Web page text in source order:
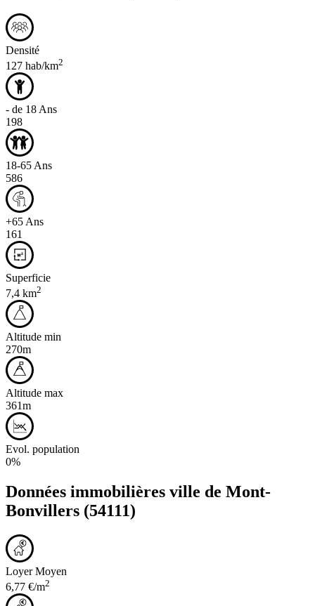
Densité
127 hab/km2
- de 18 Ans
198
18-65 Ans
586
+65 Ans
161
Superficie
7,4 km2
Altitude min
270m
Altitude max
361m
Evol. population
0%
Données immobilières ville de Mont-
Bonvillers (54111)
Loyer Moyen
6,77 €/m2